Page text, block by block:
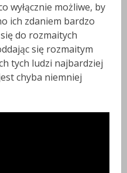
wyłącznie możliwe, by
ich zdaniem bardzo
do rozmaitych
się rozmaitym
tych ludzi najbardziej
chyba niemniej